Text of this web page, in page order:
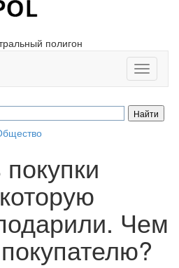
полигон
Toggle
Чем